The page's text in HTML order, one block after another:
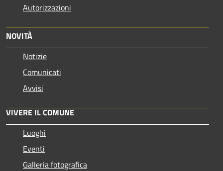
Autorizzazioni
NOVITÀ
Notizie
Comunicati
Avvisi
VIVERE IL COMUNE
Luoghi
Eventi
Galleria fotografica